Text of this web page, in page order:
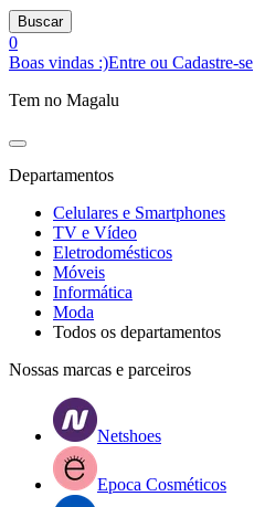
Buscar
0
Boas vindas :)Entre ou Cadastre-se
Tem no Magalu
Departamentos
Celulares e Smartphones
TV e Vídeo
Eletrodomésticos
Móveis
Informática
Moda
Todos os departamentos
Nossas marcas e parceiros
Netshoes
Epoca Cosméticos